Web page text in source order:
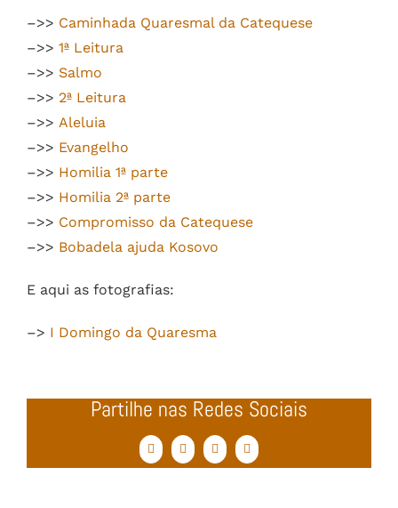
–>> Caminhada Quaresmal da Catequese
–>> 1ª Leitura
–>> Salmo
–>> 2ª Leitura
–>> Aleluia
–>> Evangelho
–>> Homilia 1ª parte
–>> Homilia 2ª parte
–>> Compromisso da Catequese
–>> Bobadela ajuda Kosovo
E aqui as fotografias:
–> I Domingo da Quaresma
Partilhe nas Redes Sociais
FacebookTwitterWhatsApp
Email
(necessário